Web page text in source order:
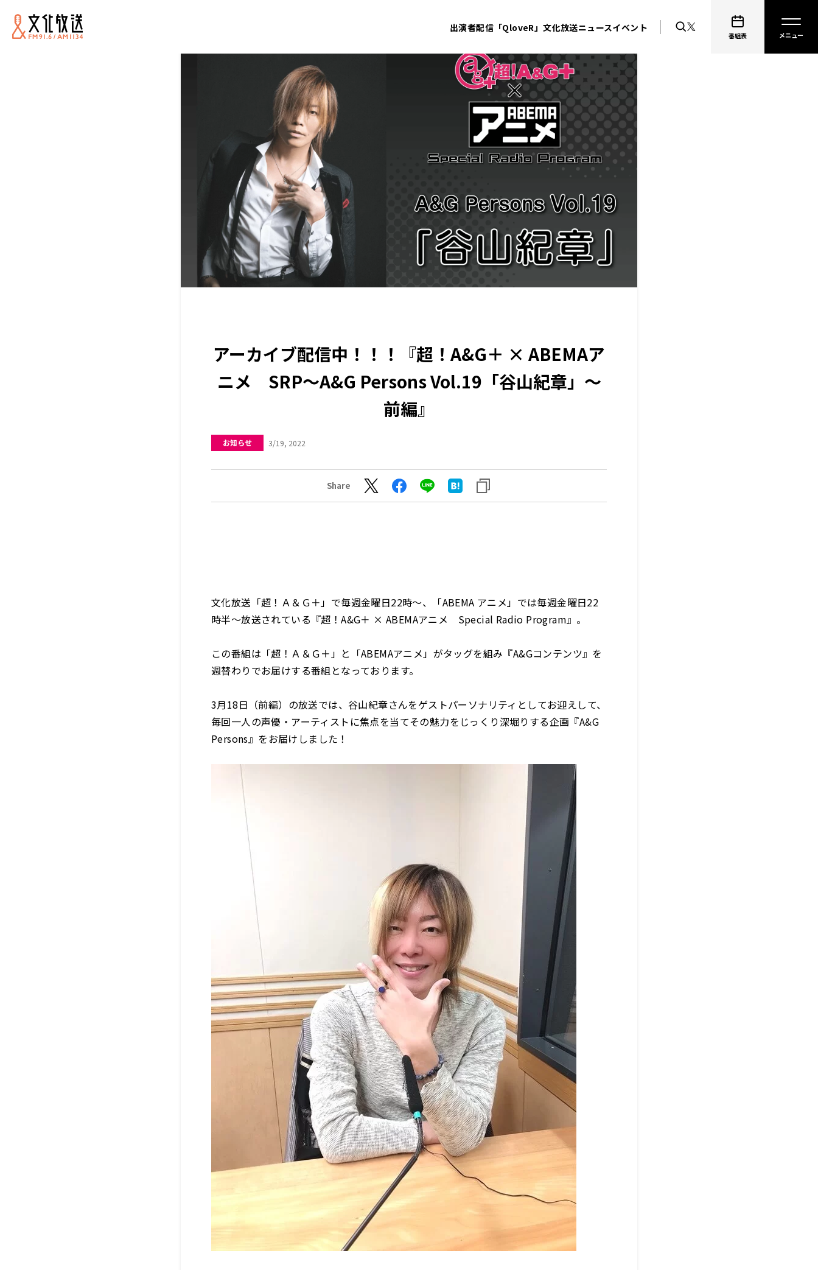
出演者配信「QloveR」文化放送ニュースイベント
番組表
アーカイブ配信中！！！『超！A&G＋ × ABEMAア
ニメ SRP～A&G Persons Vol.19「谷山紀章」～
前編』
お知らせ 3/19, 2022
Share
文化放送「超！Ａ＆Ｇ＋」で毎週金曜日22時～、「ABEMA アニメ」では毎週金曜日22
時半～放送されている『超！A&G＋ × ABEMAアニメ Special Radio Program』。
この番組は「超！Ａ＆Ｇ＋」と「ABEMAアニメ」がタッグを組み『A&Gコンテンツ』を
週替わりでお届けする番組となっております。
3月18日（前編）の放送では、谷山紀章さんをゲストパーソナリティとしてお迎えして、
毎回一人の声優・アーティストに焦点を当てその魅力をじっくり深堀りする企画『A&G
Persons』をお届けしました！